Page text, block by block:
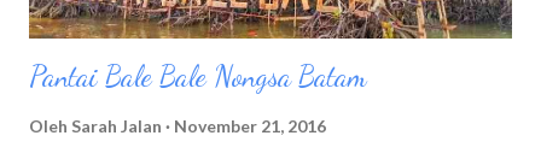
Pantai Bale Bale Nongsa Batam
Oleh Sarah Jalan November 21, 2016